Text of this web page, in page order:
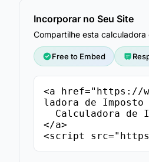
Incorporar no Seu Site
Compartilhe esta
Free to Embed
<a href="https://
ladora de Imposto
</a>
<script